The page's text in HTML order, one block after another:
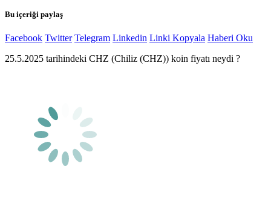
Bu içeriği paylaş
Facebook Twitter Telegram Linkedin Linki Kopyala Haberi Oku
25.5.2025 tarihindeki CHZ (Chiliz (CHZ)) koin fiyatı neydi ?